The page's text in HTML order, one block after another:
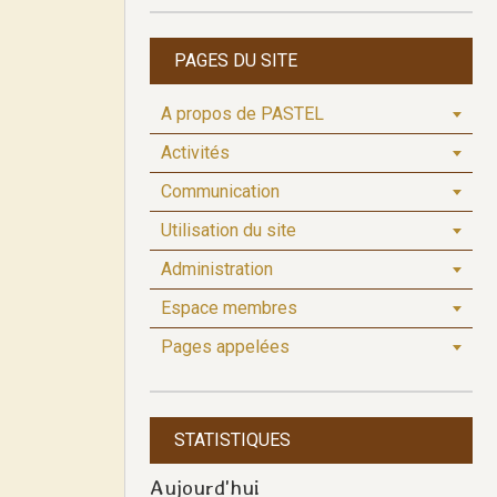
PAGES DU SITE
A propos de PASTEL
Activités
Communication
Utilisation du site
Administration
Espace membres
Pages appelées
STATISTIQUES
Aujourd'hui